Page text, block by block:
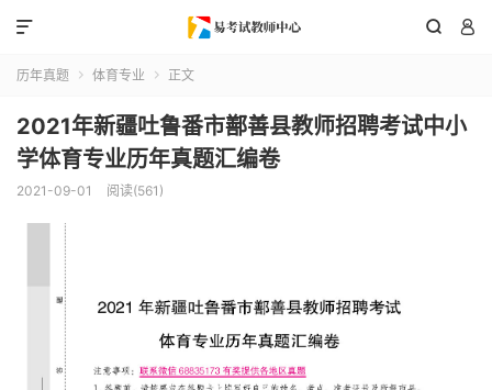
 

历年真题  体育专业  正文
2021年新疆吐鲁番市鄯善县教师招聘考试中小
学体育专业历年真题汇编卷
2021-09-01 阅读(561)